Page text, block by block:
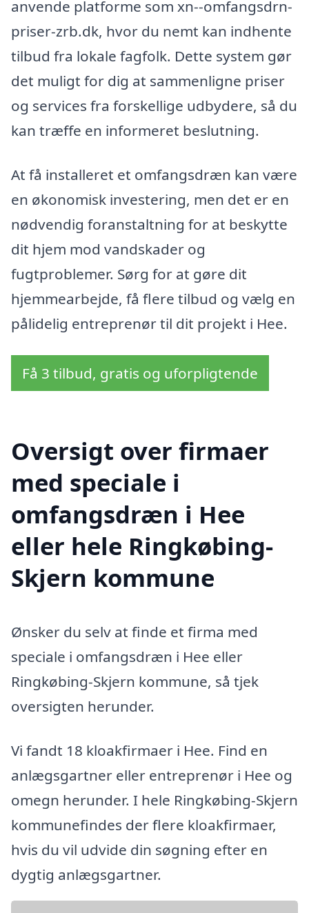
anvende platforme som xn--omfangsdrn-
priser-zrb.dk, hvor du nemt kan indhente
tilbud fra lokale fagfolk. Dette system gør
det muligt for dig at sammenligne priser
og services fra forskellige udbydere, så du
kan træffe en informeret beslutning.
At få installeret et omfangsdræn kan være
en økonomisk investering, men det er en
nødvendig foranstaltning for at beskytte
dit hjem mod vandskader og
fugtproblemer. Sørg for at gøre dit
hjemmearbejde, få flere tilbud og vælg en
pålidelig entreprenør til dit projekt i Hee.
Få 3 tilbud, gratis og uforpligtende
Oversigt over firmaer
med speciale i
omfangsdræn i Hee
eller hele Ringkøbing-
Skjern kommune
Ønsker du selv at finde et firma med
speciale i omfangsdræn i Hee eller
Ringkøbing-Skjern kommune, så tjek
oversigten herunder.
Vi fandt 18 kloakfirmaer i Hee. Find en
anlægsgartner eller entreprenør i Hee og
omegn herunder. I hele Ringkøbing-Skjern
kommunefindes der flere kloakfirmaer,
hvis du vil udvide din søgning efter en
dygtig anlægsgartner.